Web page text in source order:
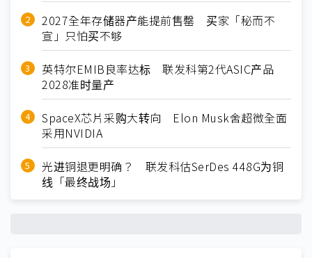
2027全年存储器产能提前售罄 买家「秘而不
宣」只怕买不够
英特尔EMIB良率达标 联发科第2代ASIC产品
2028准时量产
SpaceX芯片采购大转向 Elon Musk舍超微全面
采用NVIDIA
光进铜退更明确？ 联发科估SerDes 448G为铜
线「最终战场」